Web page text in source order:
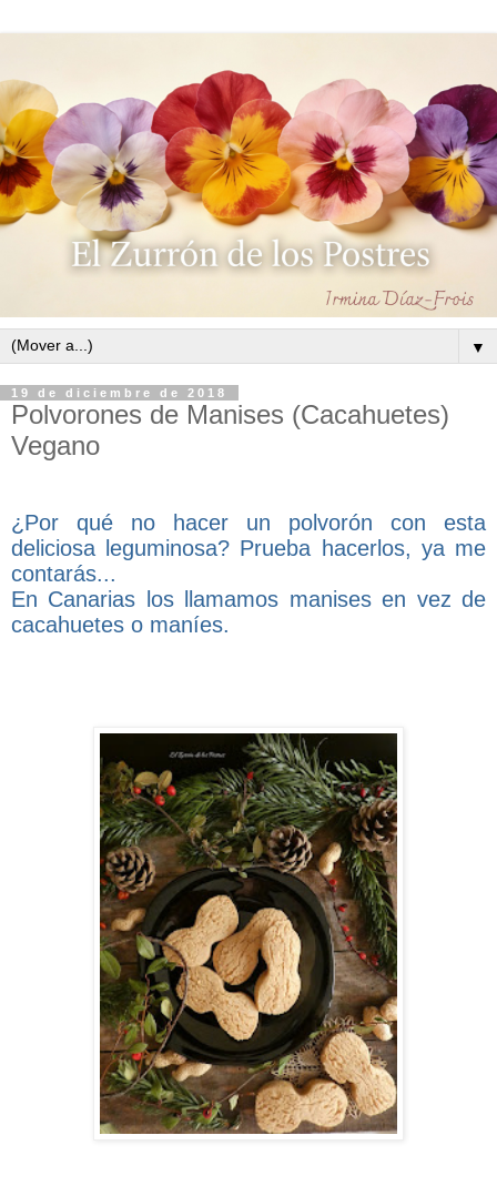
▼
19 de diciembre de 2018
Polvorones de Manises (Cacahuetes)
Vegano
¿Por qué no hacer un polvorón con esta
deliciosa leguminosa? Prueba hacerlos, ya me
contarás...
En Canarias los llamamos manises en vez de
cacahuetes o maníes.